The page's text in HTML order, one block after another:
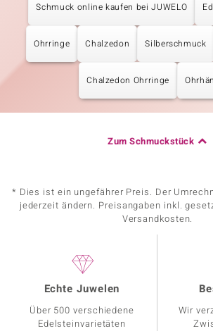
Schmuck online kaufen bei JUWELO
Ohrringe Chalzedon Silberschmuck
Chalzedon Ohrringe
Zum Schmuckstück
* Dies ist ein ungefährer Preis. Der
jederzeit ändern. Preisangaben inkl.
Versandkosten.
Echte Juwelen
Über 500 verschiedene
Edelsteinvarietäten
Wir